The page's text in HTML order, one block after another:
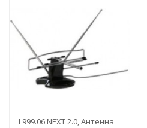
L999.06 NEXT 2.0, Антенна